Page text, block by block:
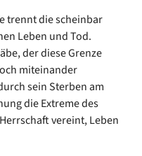
trennt diescheinbar
Leben und Tod.
,der diese Grenze
miteinander
sein Sterben am
die Extreme des
rrschaft vereint, Leben